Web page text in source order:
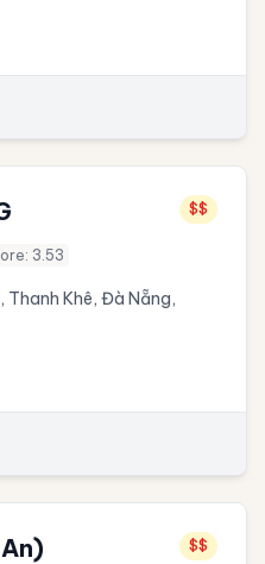
$$
3.53
Thanh Khê, Đà Nẵng,
$$